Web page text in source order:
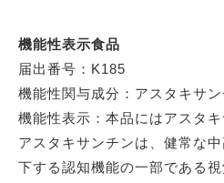
機能性表示食品
届出番号：K185
機能性関与成分：アスタキサ
機能性表示：本品にはアスタキ
アスタキサンチンは、健常な
下する認知機能の一部である